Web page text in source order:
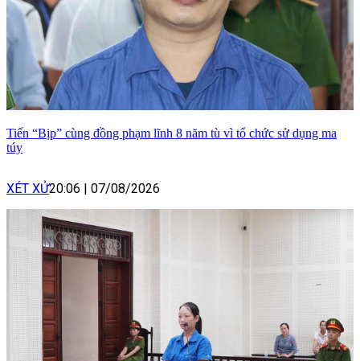
Tiến “Bịp” cùng đồng phạm lĩnh 8 năm tù vì tổ chức sử dụng ma
túy
XÉT XỬ20:06 07/08/2026